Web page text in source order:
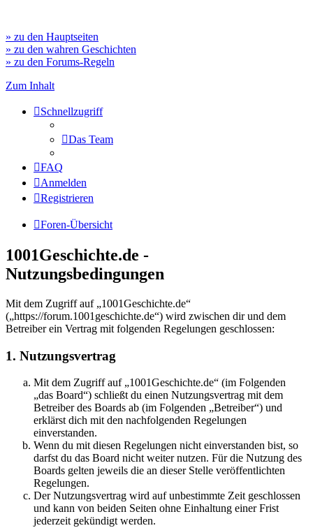
» zu den Hauptseiten
» zu den wahren Geschichten
» zu den Forums-Regeln
Zum Inhalt
Schnellzugriff
Das Team
FAQ
Anmelden
Registrieren
Foren-Übersicht
1001Geschichte.de -
Nutzungsbedingungen
Mit dem Zugriff auf „1001Geschichte.de“
(„https://forum.1001geschichte.de“) wird zwischen dir und dem
Betreiber ein Vertrag mit folgenden Regelungen geschlossen:
1. Nutzungsvertrag
Mit dem Zugriff auf „1001Geschichte.de“ (im Folgenden
„das Board“) schließt du einen Nutzungsvertrag mit dem
Betreiber des Boards ab (im Folgenden „Betreiber“) und
erklärst dich mit den nachfolgenden Regelungen
einverstanden.
Wenn du mit diesen Regelungen nicht einverstanden bist, so
darfst du das Board nicht weiter nutzen. Für die Nutzung des
Boards gelten jeweils die an dieser Stelle veröffentlichten
Regelungen.
Der Nutzungsvertrag wird auf unbestimmte Zeit geschlossen
und kann von beiden Seiten ohne Einhaltung einer Frist
jederzeit gekündigt werden.